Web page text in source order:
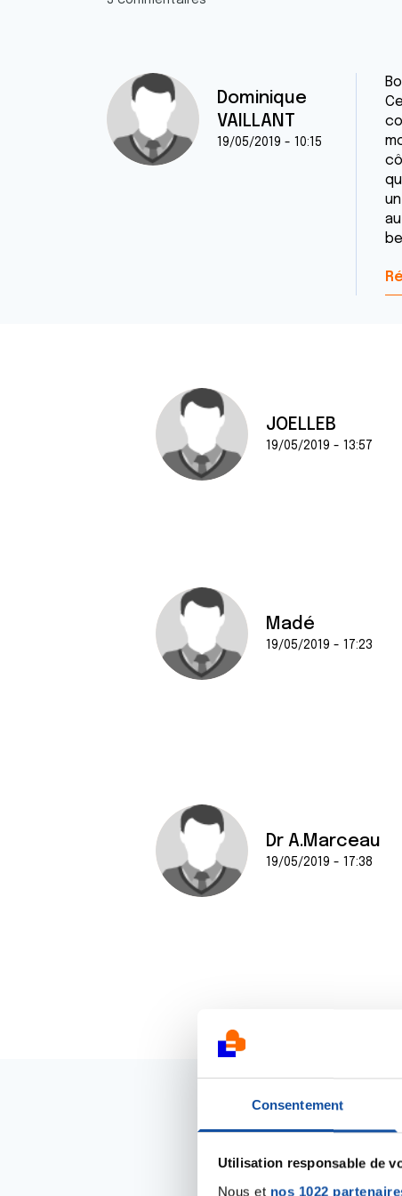
Consentement
Utilisation responsable de
Nous et nos 1022
Dominique
VAILLANT
19/05/2019 - 10:15
JOELLEB
19/05/2019 - 13:57
Madé
19/05/2019 - 17:23
Dr A.Marceau
19/05/2019 - 17:38